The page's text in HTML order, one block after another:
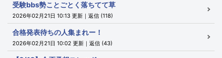
受験bbs勢ことごとく落ちてて草
2026年02月21日 10:13 更新｜返信 (118)
合格発表待ちの人集まれー！
2026年02月21日 10:02 更新｜返信 (43)